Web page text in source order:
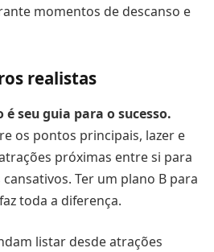
momentos de descanso e
realistas
seu guia para o sucesso.
os pontos principais, lazer e
próximas entre si para
Ter um plano B para
toda a diferença.
listar desde atrações